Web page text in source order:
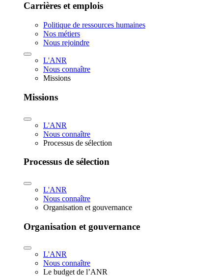
Carrières et emplois
Politique de ressources humaines
Nos métiers
Nous rejoindre
L'ANR
Nous connaître
Missions
Missions
L'ANR
Nous connaître
Processus de sélection
Processus de sélection
L'ANR
Nous connaître
Organisation et gouvernance
Organisation et gouvernance
L'ANR
Nous connaître
Le budget de l’ANR